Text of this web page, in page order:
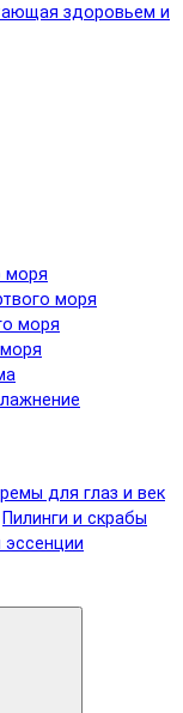
здоровьем и
моря
моря
моря
для глаз и век
Пилинги и скрабы
эссенции